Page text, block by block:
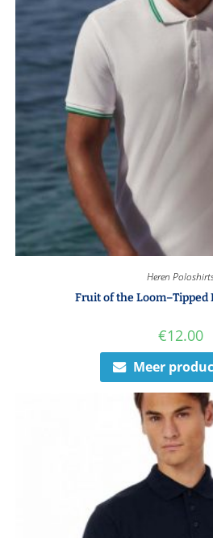
Heren
Fruit of the Loom–Tipped
€12.00
Meer